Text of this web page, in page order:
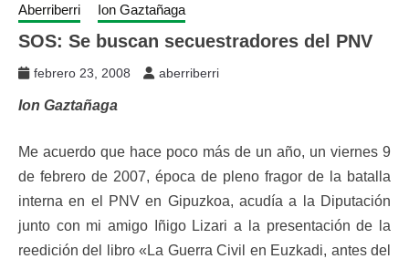
Aberriberri Ion Gaztañaga
SOS: Se buscan secuestradores del PNV
febrero 23, 2008 aberriberri
Ion Gaztañaga
Me acuerdo que hace poco más de un año, un viernes 9
de febrero de 2007, época de pleno fragor de la batalla
interna en el PNV en Gipuzkoa, acudía a la Diputación
junto con mi amigo Iñigo Lizari a la presentación de la
reedición del libro «La Guerra Civil en Euzkadi, antes del